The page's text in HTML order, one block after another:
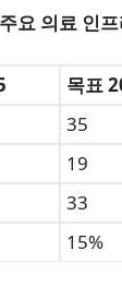
요 의료 인
목표
35
19
33
15%